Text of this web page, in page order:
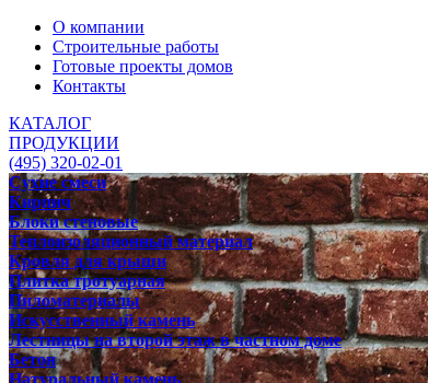
О компании
Строительные работы
Готовые проекты домов
Контакты
КАТАЛОГ
ПРОДУКЦИИ
(495) 320-02-01
Сухие смеси
Кирпич
Блоки стеновые
Теплоизоляционный материал
Кровля для крыши
Плитка тротуарная
Пиломатериалы
Искусственный камень
Лестницы на второй этаж в частном доме
Бетон
Натуральный камень